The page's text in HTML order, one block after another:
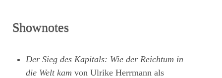
Shownotes
Der Sieg des Kapitals: Wie der Reichtum in
die Welt kam von Ulrike Herrmann als